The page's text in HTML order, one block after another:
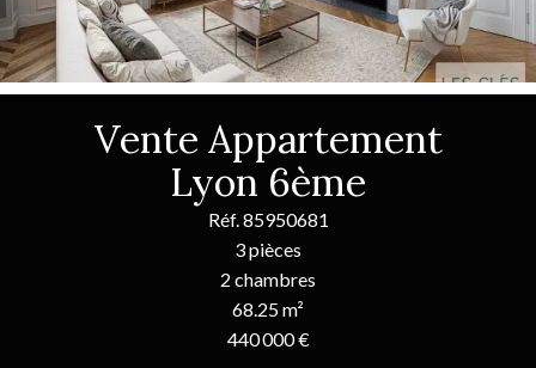
Vente Appartement
Lyon 6ème
Réf. 85950681
3 pièces
2 chambres
68.25 m²
440 000 €